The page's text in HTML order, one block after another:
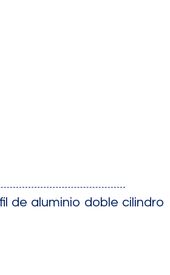
de aluminio doble cilindro